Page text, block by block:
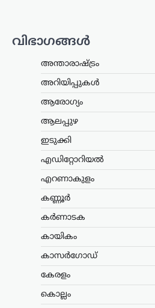
വിഭാഗങ്ങൾ
അന്താരാഷ്ട്രം
അറിയിപ്പുകൾ
ആരോഗ്യം
ആലപ്പുഴ
ഇടുക്കി
എഡിറ്റോറിയൽ
എറണാകുളം
കണ്ണൂർ
കർണാടക
കായികം
കാസർഗോഡ്
കേരളം
കൊല്ലം
പ്രതിപക്ഷ
ട്രെൻഡിംഗ്
രാഹുൽ
വസതിക്ക്
പണം
ആരോപണം
ഗാന്ധിയുടെ
നിയമസഭാ
നൽകാമെന്ന്…